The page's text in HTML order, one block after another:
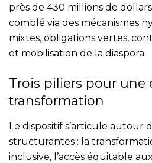
près de 430 millions de
comblé via des mécanismes
mixtes, obligations vertes,
et mobilisation de la diaspora.
Trois piliers pour une
transformation
Le dispositif s’articule autour
structurantes : la
inclusive, l’accès équitable